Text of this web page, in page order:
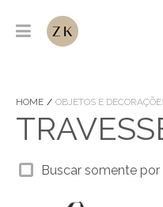
HOME OBJETOS E
Buscar somente